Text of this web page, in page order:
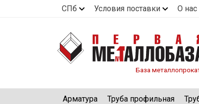
СПб Условия поставки О нас
База
Арматура Труба профильная